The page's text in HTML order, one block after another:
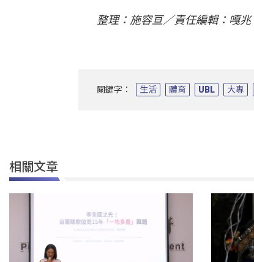
整理：施容亘／責任編輯：嘎兆
關鍵字： 生活 體育 UBL 大專
相關文章